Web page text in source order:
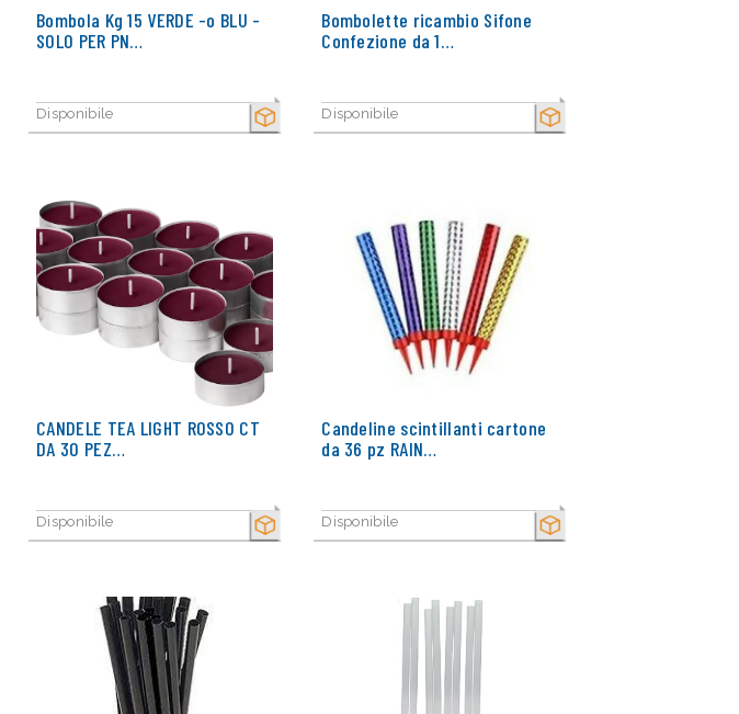
SECCO
Bombola Kg 15 VERDE -o BLU -
SOLO PER PN…
Disponibile SECCO
Bombolette ricambio Sifone
Confezione da 1…
Disponibile
SECCO
CANDELE TEA LIGHT ROSSO CT
DA 30 PEZ…
Disponibile SECCO
Candeline scintillanti cartone
da 36 pz RAIN…
Disponibile